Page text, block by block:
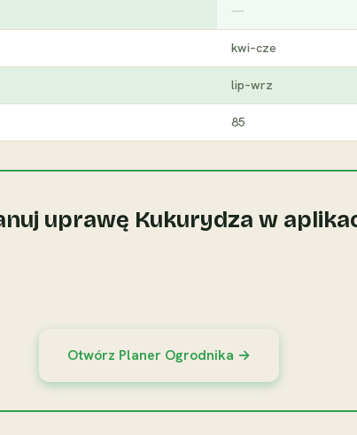
—
kwi–cze
lip–wrz
85
uprawę Kukurydza w
Otwórz Planer Ogrodnika →